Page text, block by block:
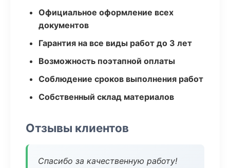
Официальное оформление всех
документов
Гарантия на все виды работ до 3 лет
Возможность поэтапной оплаты
Соблюдение сроков выполнения работ
Собственный склад материалов
Отзывы клиентов
Спасибо за качественную работу!